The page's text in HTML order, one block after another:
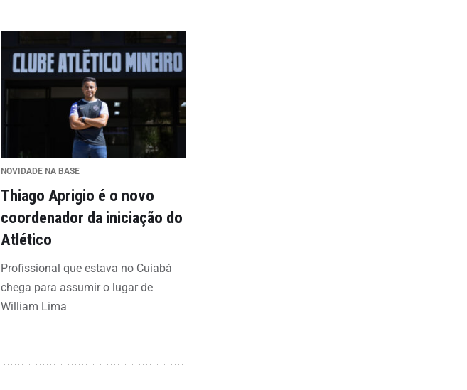
NOVIDADE NA BASE
Thiago Aprigio é o novo
coordenador da iniciação do
Atlético
Profissional que estava no Cuiabá
chega para assumir o lugar de
William Lima